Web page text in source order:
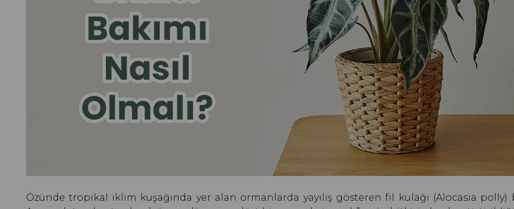
Özünde tropikal iklim kuşağında yer alan ormanlarda yayılış gösteren fil kulağı (Alocasia